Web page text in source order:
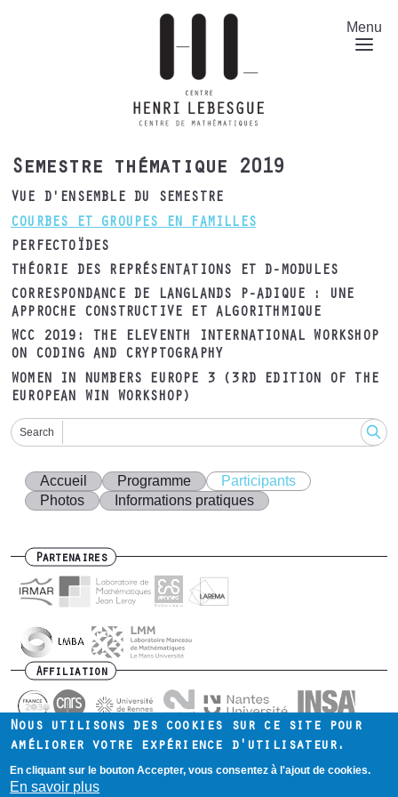
Menu
Semestre thématique 2019
VUE D'ENSEMBLE DU SEMESTRE
COURBES ET GROUPES EN FAMILLES
PERFECTOÏDES
THÉORIE DES REPRÉSENTATIONS ET D-MODULES
CORRESPONDANCE DE LANGLANDS P-ADIQUE : UNE
APPROCHE CONSTRUCTIVE ET ALGORITHMIQUE
WCC 2019: THE ELEVENTH INTERNATIONAL WORKSHOP
ON CODING AND CRYPTOGRAPHY
WOMEN IN NUMBERS EUROPE 3 (3RD EDITION OF THE
EUROPEAN WIN WORKSHOP)
Search
Accueil Programme
Participants
Photos
Informations pratiques
Partenaires
Affiliation
Footer
Contact Intranet
Nous utilisons des cookies sur ce site pour
améliorer votre expérience d'utilisateur.
En cliquant sur le bouton Accepter, vous consentez à l'ajout de cookies.
En savoir plus